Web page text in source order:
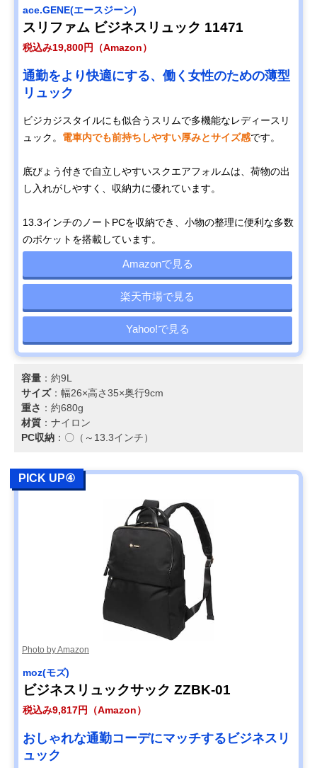
ace.GENE(エースジーン)
スリファム ビジネスリュック 11471
税込み19,800円（Amazon）
通勤をより快適にする、働く女性のための薄型
リュック
ビジカジスタイルにも似合うスリムで多機能なレディースリ
ュック。 電車内でも前持ちしやすい厚みとサイズ感です。
底びょう付きで自立しやすいスクエアフォルムは、荷物の出
し入れがしやすく、収納力に優れています。
13.3インチのノートPCを収納でき、小物の整理に便利な多数
のポケットを搭載しています。
Amazonで見る
楽天市場で見る
Yahoo!で見る
容量 ：約9L
サイズ：幅26×高さ35×奥行9cm
重さ ：約680g
材質 ：ナイロン
PC収納 ：〇（～13.3インチ）
PICK UP④
Photo by Amazon
moz(モズ)
ビジネスリュックサック ZZBK-01
税込み9,817円（Amazon）
おしゃれな通勤コーデにマッチするビジネスリ
ュック